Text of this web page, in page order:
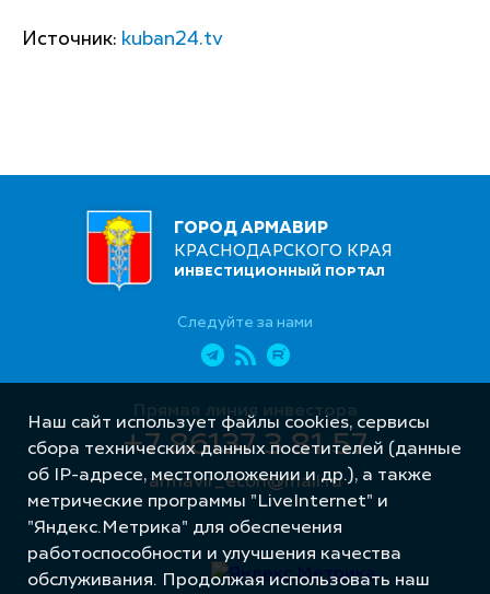
Источник: kuban24.tv
ГОРОД АРМАВИР
КРАСНОДАРСКОГО КРАЯ
ИНВЕСТИЦИОННЫЙ ПОРТАЛ
Следуйте за нами
Прямая линия инвестора
+7 86137 3 81 57
armavir_econ@mail.ru
Наш сайт использует файлы cookies, сервисы
сбора технических данных посетителей (данные
об IP-адресе, местоположении и др.), а также
метрические программы "LiveInternet" и
"Яндекс.Метрика" для обеспечения
работоспособности и улучшения качества
обслуживания. Продолжая использовать наш